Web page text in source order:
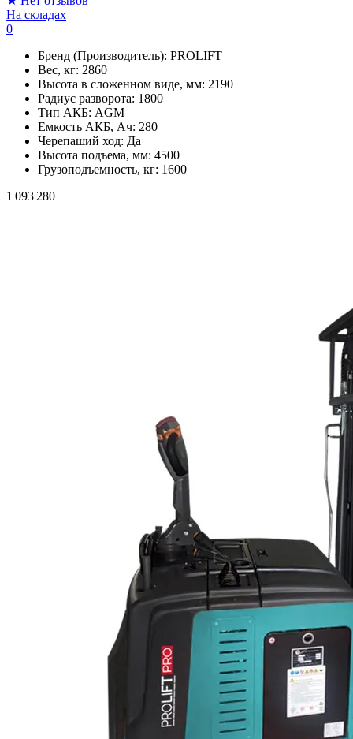
На складах
0
Бренд (Производитель): PROLIFT
Вес, кг: 2860
Высота в сложенном виде, мм: 2190
Радиус разворота: 1800
Тип АКБ: AGM
Емкость АКБ, Ач: 280
Черепаший ход: Да
Высота подъема, мм: 4500
Грузоподъемность, кг: 1600
1 093 280